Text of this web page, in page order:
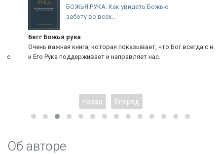
БОЖЬЯ РУКА. Как увидеть Божью
заботу во всех...
Бегг Божья рука
Очень важная книга, которая показывает, что Бог всегда с нами
и Его Рука поддерживает и направляет нас.
Назад Вперед
Об авторе